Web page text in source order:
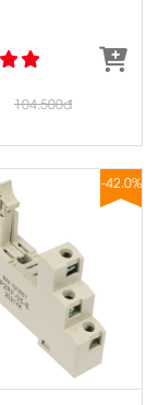
104.500đ
-42.0%